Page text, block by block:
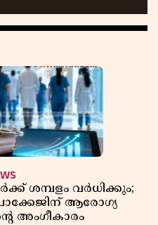
ശമ്പളം വർധിക്കും;
ആരോഗ്യ
അംഗീകാരം